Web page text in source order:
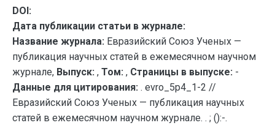
DOI:
Дата публикации статьи в журнале:
Название журнала: Евразийский Союз Ученых —
публикация научных статей в ежемесячном научном
журнале, Выпуск: , Том: , Страницы в выпуске: -
Данные для цитирования: . evro_5p4_1-2 //
Евразийский Союз Ученых — публикация научных
статей в ежемесячном научном журнале. . ; ():-.